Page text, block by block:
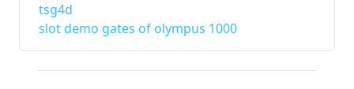
tsg4d
slot demo gates of olympus 1000